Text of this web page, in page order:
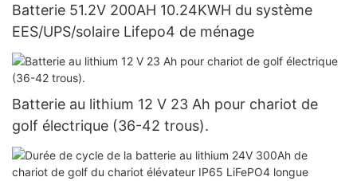
Batterie 51.2V 200AH 10.24KWH du système
EES/UPS/solaire Lifepo4 de ménage
Batterie au lithium 12 V 23 Ah pour chariot de
golf électrique (36-42 trous).